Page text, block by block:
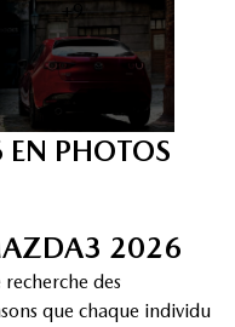
+9
PHOTOS
2026
des
que chaque individu